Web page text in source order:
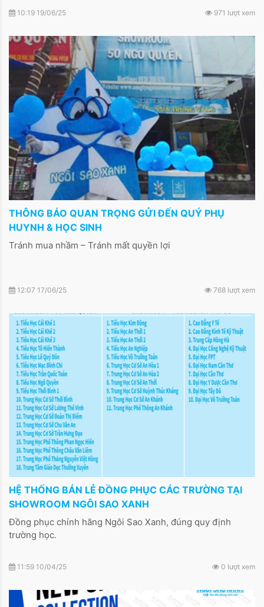
10:19 19/06/25 971 lượt xem
THÔNG BÁO QUAN TRỌNG GỬI ĐẾN QUÝ PHỤ
HUYNH & HỌC SINH
Tránh mua nhầm – Tránh mất quyền lợi
12:07 17/06/25 768 lượt xem
HỆ THỐNG BÁN LẺ ĐỒNG PHỤC CÁC TRƯỜNG TẠI
SHOWROOM NGÔI SAO XANH
Đồng phục chính hãng Ngôi Sao Xanh, đúng quy định
trường học.
11:59 10/04/25 0 lượt xem